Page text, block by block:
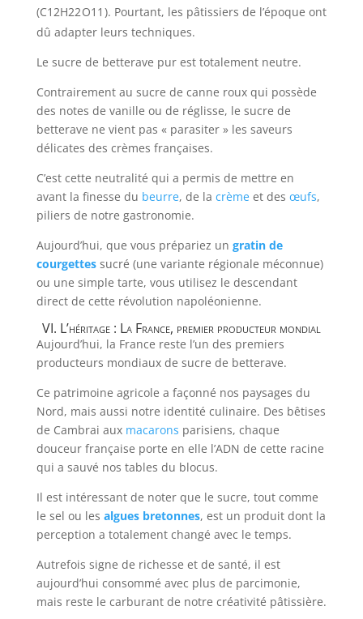
(C12H22O11 ). Pourtant, les pâtissiers de l’époque ont
dû adapter leurs techniques.
Le sucre de betterave pur est totalement neutre.
Contrairement au sucre de canne roux qui possède
des notes de vanille ou de réglisse, le sucre de
betterave ne vient pas « parasiter » les saveurs
délicates des crèmes françaises.
C’est cette neutralité qui a permis de mettre en
avant la finesse du beurre, de la crèmeet des œufs,
piliers de notre gastronomie.
Aujourd’hui, que vous prépariez un gratin de
courgettessucré (une variante régionale méconnue)
ou une simple tarte, vous utilisez le descendant
direct de cette révolution napoléonienne.
VI. L’héritage : La France, premier producteur mondial
Aujourd’hui, la France reste l’un des premiers
producteurs mondiaux de sucre de betterave.
Ce patrimoine agricole a façonné nos paysages du
Nord, mais aussi notre identité culinaire. Des bêtises
de Cambrai aux macarons parisiens, chaque
douceur française porte en elle l’ADN de cette racine
qui a sauvé nos tables du blocus.
Il est intéressant de noter que le sucre, tout comme
le sel ou les algues bretonnes, est un produit dont la
perception a totalement changé avec le temps.
Autrefois signe de richesse et de santé, il est
aujourd’hui consommé avec plus de parcimonie,
mais reste le carburant de notre créativité pâtissière.